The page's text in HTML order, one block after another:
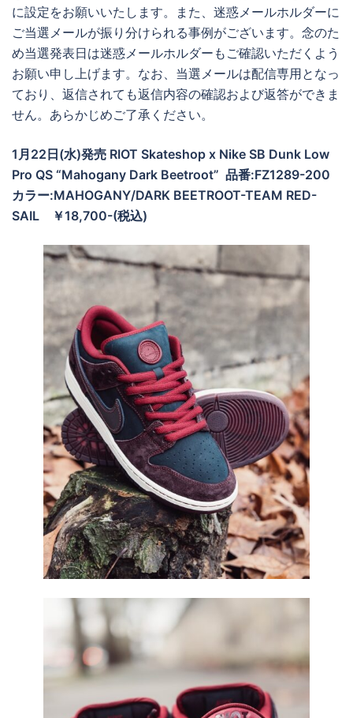
に設定をお願いいたします。また、迷惑メールホルダーに
ご当選メールが振り分けられる事例がございます。念のた
め当選発表日は迷惑メールホルダーもご確認いただくよう
お願い申し上げます。なお、当選メールは配信専用となっ
ており、返信されても返信内容の確認および返答ができま
せん。あらかじめご了承ください。
1月22日(水)発売 RIOT Skateshop x Nike SB Dunk Low
Pro QS “Mahogany Dark Beetroot” 品番:FZ1289-200
カラー:MAHOGANY/DARK BEETROOT-TEAM RED-
SAIL ￥18,700-(税込)